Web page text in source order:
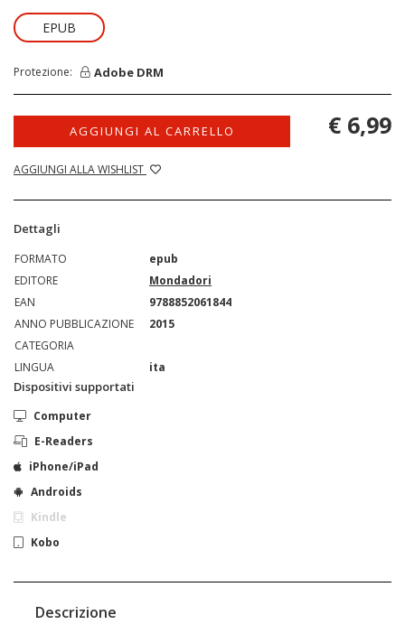
EPUB
Protezione: Adobe DRM
AGGIUNGI AL CARRELLO
AGGIUNGI ALLA WISHLIST
€ 6,99
Dettagli
FORMATO
epub
EDITORE
Mondadori
EAN
9788852061844
ANNO PUBBLICAZIONE
2015
CATEGORIA
LINGUA
ita
Dispositivi supportati
Computer
E-Readers
iPhone/iPad
Androids
Kindle
Kobo
Descrizione